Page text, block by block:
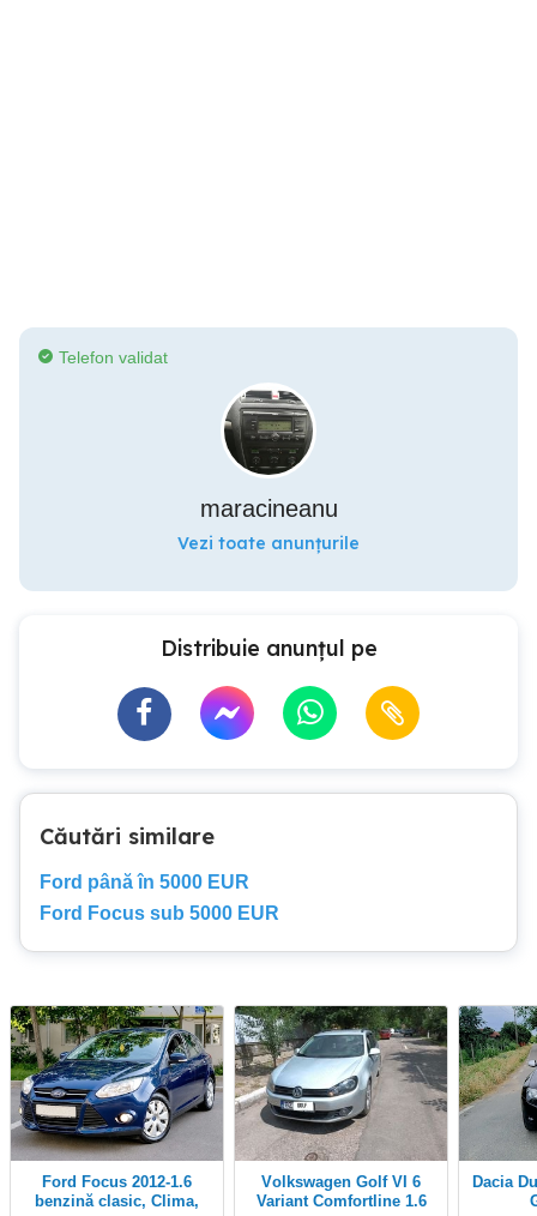
Telefon validat
maracineanu
Vezi toate anunțurile
Distribuie anunțul pe
Căutări similare
Ford până în 5000 EUR
Ford Focus sub 5000 EUR
Ford Focus 2012-1.6
benzină clasic, Clima,
Volkswagen Golf VI 6
Variant Comfortline 1.6
Dacia Duster 2013 import